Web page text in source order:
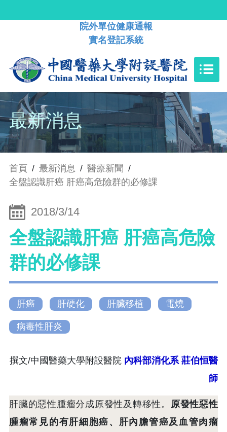
院外單位健康通報
實名登記系統
最新消息
首頁 / 最新消息 / 醫療新聞 /
全盤認識肝癌 肝癌高危險群的必修課
2018/3/14
全盤認識肝癌 肝癌高危險
群的必修課
肝癌 肝硬化 肝臟移植 電燒
病毒性肝炎
撰文/中國醫藥大學附設醫院 內科部消化系 莊伯恒醫
師
肝臟的惡性腫瘤分成原發性及轉移性。
原發性惡性
腫瘤常見的有肝細胞癌、肝內膽管癌及血管肉瘤